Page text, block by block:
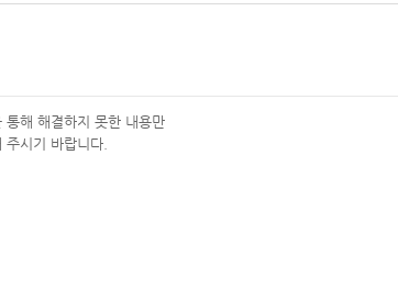
해 해결하지 못한 내용만
시기 바랍니다.